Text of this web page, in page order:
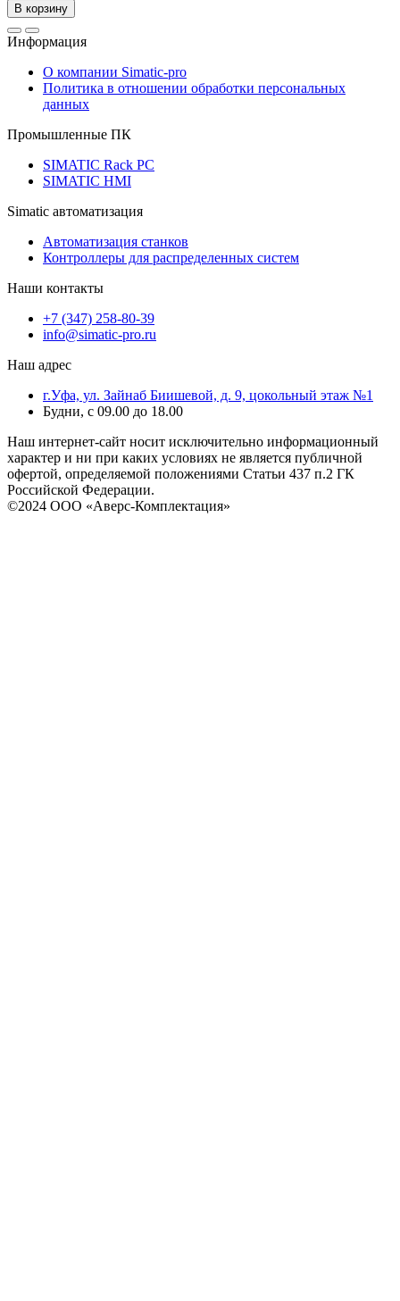
В корзину
Информация
О компании Simatic-pro
Политика в отношении обработки персональных
данных
Промышленные ПК
SIMATIC Rack PC
SIMATIC HMI
Simatic автоматизация
Автоматизация станков
Контроллеры для распределенных систем
Наши контакты
+7 (347) 258-80-39
info@simatic-pro.ru
Наш адрес
г.Уфа, ул. Зайнаб Биишевой, д. 9, цокольный этаж №1
Будни, с 09.00 до 18.00
Наш интернет-сайт носит исключительно информационный
характер и ни при каких условиях не является публичной
офертой, определяемой положениями Статьи 437 п.2 ГК
Российской Федерации.
©2024 ООО «Аверс-Комплектация»